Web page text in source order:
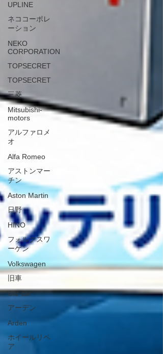
UPLINE
ネココーポレ
ーション
NEKO
CORPORATION
TOPSECRET
TOPSECRET
三菱
Mitsubishi-
motors
アルファロメ
オ
Alfa Romeo
アストンマー
チン
Aston Martin
日野
HINO
フォルクスワ
ーゲン
Volkswagen
旧車
Old car
アーデン
Arden
ホイールリペ
ア